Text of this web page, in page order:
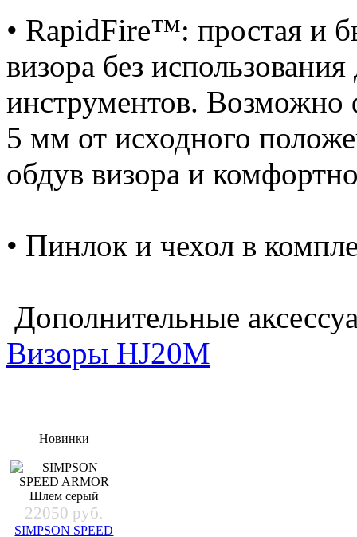
• RapidFire™: простая и
визора без
инструментов. Возможно
5 мм от исходного
обдув визора и
• Пинлок и чехол в
Дополнительные
Визоры HJ20M
Новинки
22050 руб.
SIMPSON SPEED